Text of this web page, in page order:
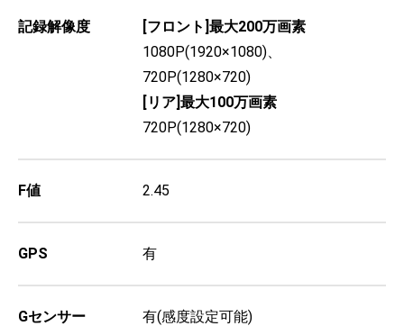
記録解像度
[フロント]最大200万画素
1080P(1920×1080)、
720P(1280×720)
[リア]最大100万画素
720P(1280×720)
F値 2.45
GPS 有
Gセンサー 有(感度設定可能)